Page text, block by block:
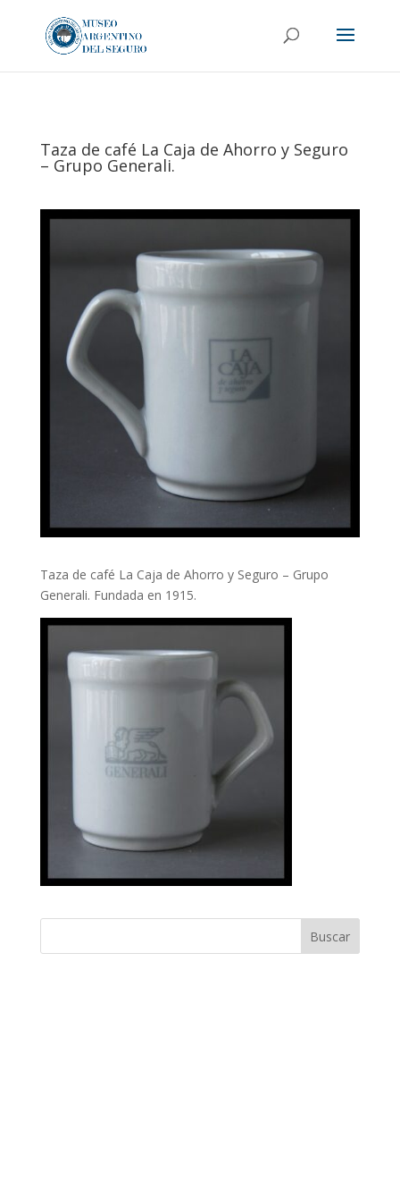
Taza de café La Caja de Ahorro y Seguro
– Grupo Generali.
Taza de café La Caja de Ahorro y Seguro – Grupo
Generali. Fundada en 1915.